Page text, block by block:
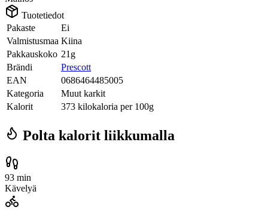
Tuotetiedot
Pakaste
Ei
Valmistusmaa Kiina
Pakkauskoko 21g
Brändi
Prescott
EAN
0686464485005
Kategoria
Muut karkit
Kalorit
373 kilokaloria per 100g
Polta kalorit liikkumalla
93 min
Kävelyä